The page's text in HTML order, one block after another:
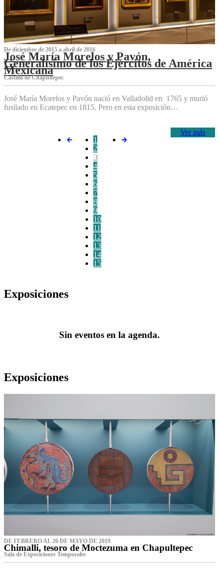
De diciembre de 2015 a abril de 2016
José María Morelos y Pavón,
Generalísimo de los Ejércitos de América
Mexicana
C‌astillo de Chapultepec
José María Morelos y Pavón nació en Valladolid en 1765 y murió
fusilado en Ecatepec en 1815. Pero en esta exposición…
Ver más
1
2
3
4
5
6
7
8
9
10
11
12
13
14
15
Exposiciones
Sin eventos en la agenda.
Exposiciones
DE FEBRERO AL 26 DE MAYO DE 2019
Chimalli, tesoro de Moctezuma en Chapultepec
Sala de Exposiciones Temporales